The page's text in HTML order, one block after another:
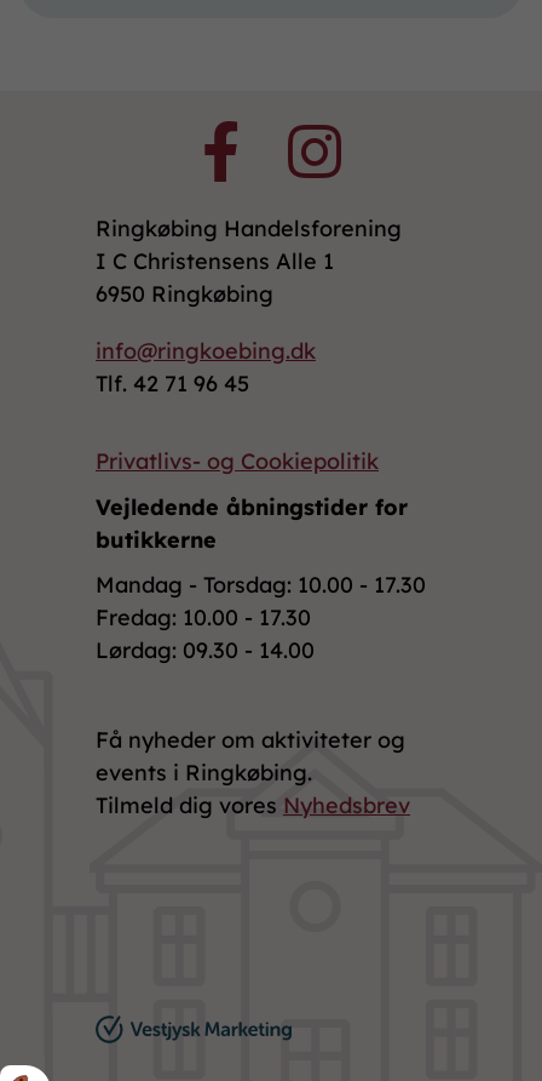
Ringkøbing Handelsforening
I C Christensens Alle 1
6950 Ringkøbing
info@ringkoebing.dk
Tlf. 42 71 96 45
Privatlivs- og Cookiepolitik
Vejledende åbningstider for
butikkerne
Mandag - Torsdag: 10.00 - 17.30
Fredag: 10.00 - 17.30
Lørdag: 09.30 - 14.00
Få nyheder om aktiviteter og
events i Ringkøbing.
Tilmeld dig vores Nyhedsbrev